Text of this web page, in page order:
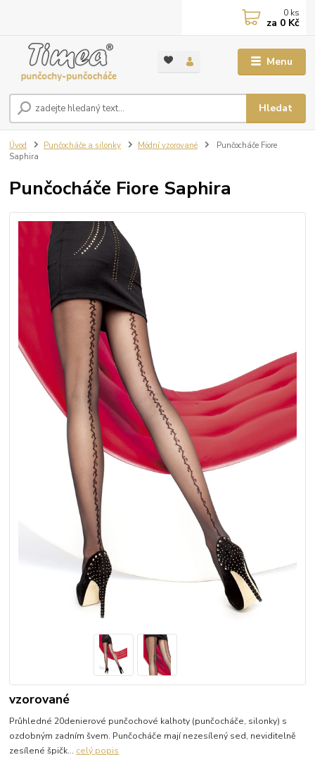
Menu
Hledat
0 ks
za 0 Kč
Úvod Punčocháče a silonky Módní vzorované
Punčocháče Fiore
Saphira
Punčocháče Fiore Saphira
vzorované
Průhledné 20denierové punčochové kalhoty (punčocháče, silonky) s
ozdobným zadním švem. Punčocháče mají nezesílený sed, neviditelně
zesílené špičk... celý popis